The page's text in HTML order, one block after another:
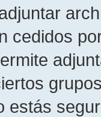
cedidos
estás